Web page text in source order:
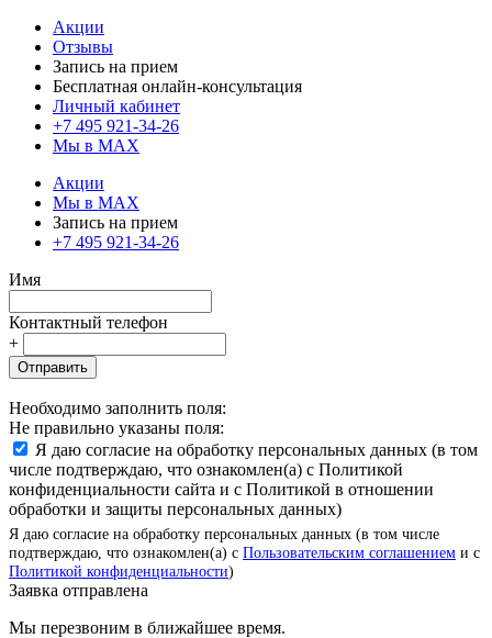
Акции
Отзывы
Запись на прием
Бесплатная онлайн-консультация
Личный кабинет
+7 495 921-34-26
Мы в MAX
Акции
Мы в MAX
Запись на прием
+7 495 921-34-26
Имя
Контактный телефон
+
Отправить
Необходимо заполнить поля:
Не правильно указаны поля:
Я даю согласие на обработку персональных данных (в том
числе подтверждаю, что ознакомлен(а) с Политикой
конфиденциальности сайта и с Политикой в отношении
обработки и защиты персональных данных)
Я даю согласие на обработку персональных данных (в том числе
подтверждаю, что ознакомлен(а) с Пользовательским соглашением и с
Политикой конфиденциальности)
Заявка отправлена
Мы перезвоним в ближайшее время.